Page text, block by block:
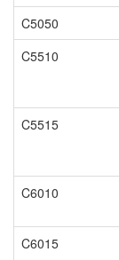
C5050
C5510
C5515
C6010
C6015